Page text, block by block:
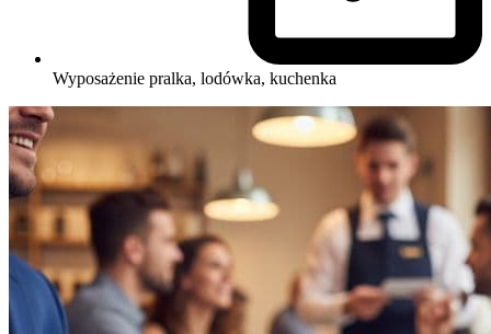
Wyposażenie pralka, lodówka, kuchenka